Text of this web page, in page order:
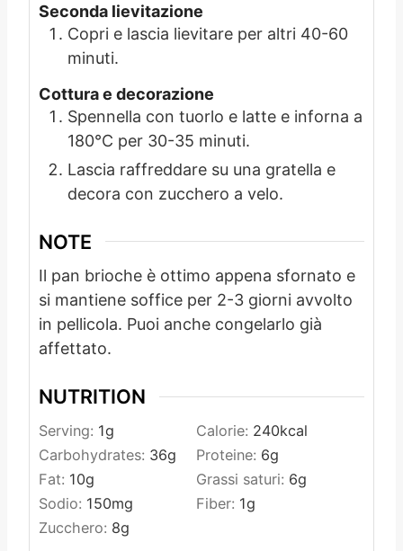
Seconda lievitazione
Copri e lascia lievitare per altri 40-60
minuti.
Cottura e decorazione
Spennella con tuorlo e latte e inforna a
180°C per 30-35 minuti.
Lascia raffreddare su una gratella e
decora con zucchero a velo.
NOTE
Il pan brioche è ottimo appena sfornato e
si mantiene soffice per 2-3 giorni avvolto
in pellicola. Puoi anche congelarlo già
affettato.
NUTRITION
Serving: 1g Calorie: 240kcal
Carbohydrates: 36g Proteine: 6g
Fat: 10g Grassi saturi: 6g
Sodio: 150mg Fiber: 1g
Zucchero: 8g